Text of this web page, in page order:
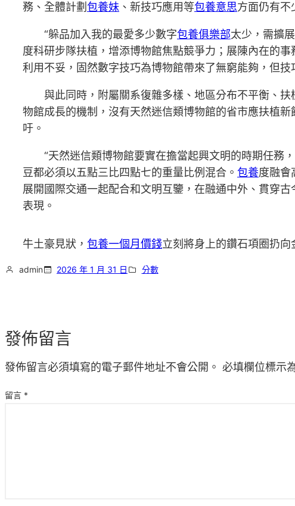
務、全體計劃 包養妹 、新技巧應用等包養意思方面仍有不
“躲品加入我的最愛多少數字包養俱樂部太少，需擴
度科研步隊扶植，增添博物館焦點競爭力；展陳內在的事
利用不妥，固然數字技巧為博物館帶來了無窮能夠，但技
與此同時，附屬關系復雜多樣、地區分布不平衡、
物館成長的機制，沒有天然迷信類博物館的省市應扶植
吁。
“天然迷信類博物館要實在擔當起興文明的時期任務
豆都必須以五點三比四點七的重量比例混合。 包養度融會
展開國際交通一起配合和文明互鑒，在融通中外、貫穿
表現。
牛土豪見狀， 包養一個月價錢立刻將身上的鑽石項圈扔向
admin 2026 年 1 月 31 日 分數
發佈留言
發佈留言必須填寫的電子郵件地址不會公開。 必填欄位標示
留言 *